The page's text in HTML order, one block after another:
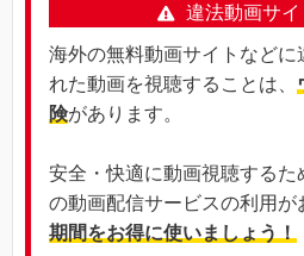
違法動画サ
海外の無料動画サイトなどに
れた動画を視聴することは、
険があります。
安全・快適に動画視聴するた
の動画配信サービスの利用が
期間をお得に使いましょう！